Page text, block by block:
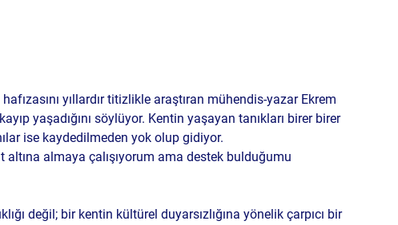
yıllardır titizlikle araştıran mühendis-yazar Ekrem
yaşadığını söylüyor. Kentin yaşayan tanıkları birer birer
ise kaydedilmeden yok olup gidiyor.
altına almaya çalışıyorum ama destek bulduğumu
değil; bir kentin kültürel duyarsızlığına yönelik çarpıcı bir